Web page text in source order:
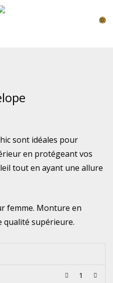
0
sont idéales pour
en protégeant vos
tout en ayant une allure
femme. Monture en
qualité supérieure.